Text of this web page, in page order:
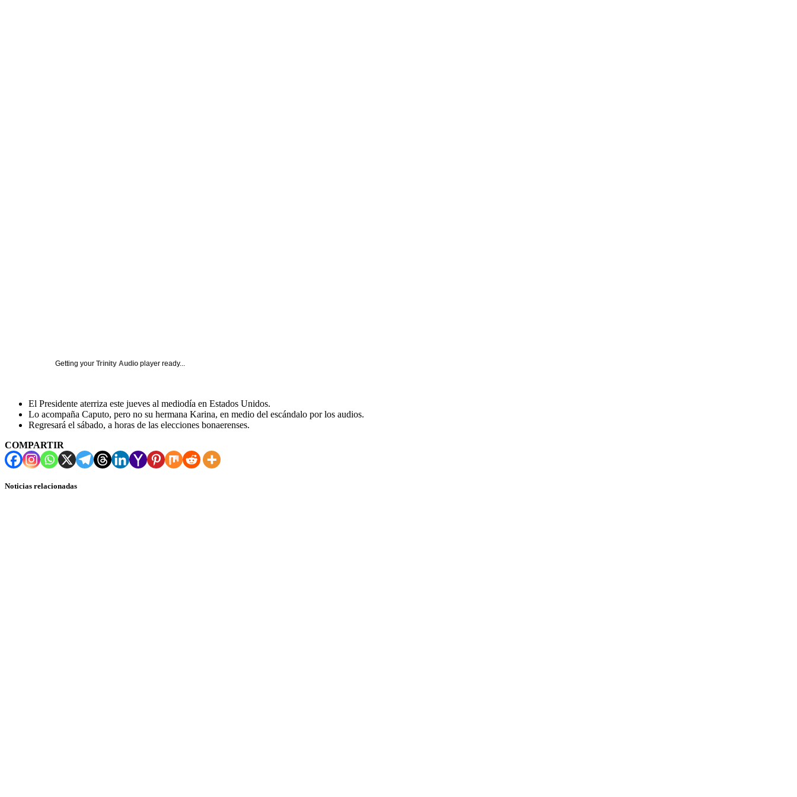
Getting your Trinity Audio player ready...
El Presidente aterriza este jueves al mediodía en Estados Unidos.
Lo acompaña Caputo, pero no su hermana Karina, en medio del escándalo por los audios.
Regresará el sábado, a horas de las elecciones bonaerenses.
COMPARTIR
Noticias relacionadas